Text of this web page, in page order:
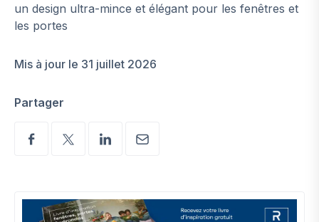
un design ultra-mince et élégant pour les fenêtres et
les portes
Mis à jour le 31 juillet 2026
Partager